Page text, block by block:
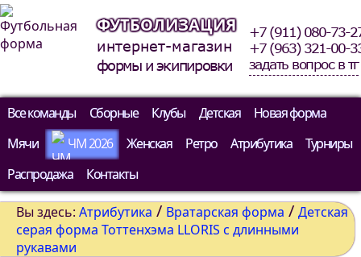
ФУТБОЛИЗАЦИЯ
интернет-магазин
формы и экипировки
+7 (911) 080-73-
+7 (963) 321-00-
задать вопрос в тг
Все команды Сборные Клубы Детская
Новая форма
Мячи
ЧМ 2026 Женская Ретро Атрибутика
Турниры
Распродажа
Контакты
Вы здесь: Атрибутика / Вратарская форма / Детская
серая форма Тоттенхэма LLORIS с длинными
рукавами